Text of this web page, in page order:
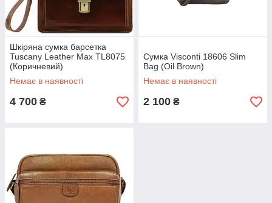
Шкіряна сумка барсетка
Tuscany Leather Max TL8075
(Коричневий)
Немає в наявності
4 700 ₴
Сумка Visconti 18606 Slim
Bag (Oil Brown)
Немає в наявності
2 100 ₴